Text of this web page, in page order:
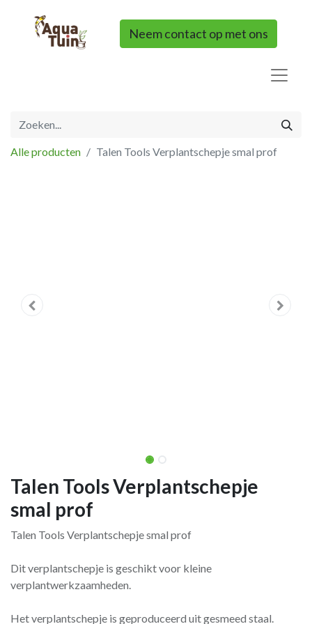
Neem contact op met ons
Alle producten Talen Tools Verplantschepje smal prof
Talen Tools Verplantschepje
smal prof
Talen Tools Verplantschepje smal prof
Dit verplantschepje is geschikt voor kleine
verplantwerkzaamheden.
Het verplantschepje is geproduceerd uit gesmeed staal.